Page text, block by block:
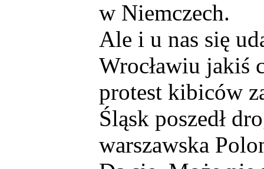
w Niemczech.
Ale i u nas się
Wrocławiu jakiś
protest kibiców
Śląsk poszedł
warszawska